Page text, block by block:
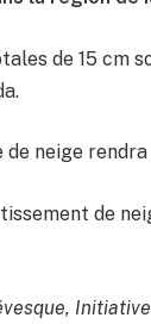
de 15 cm
de neige
de